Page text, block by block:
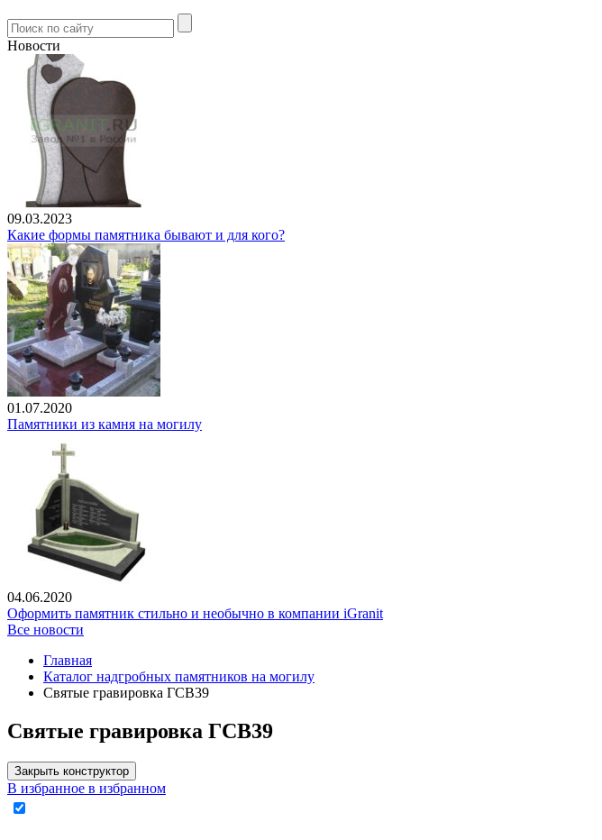
Новости
09.03.2023
Какие формы памятника бывают и для кого?
01.07.2020
Памятники из камня на могилу
04.06.2020
Оформить памятник стильно и необычно в компании iGranit
Все новости
Главная
Каталог надгробных памятников на могилу
Святые гравировка ГСВ39
Святые гравировка ГСВ39
Закрыть конструктор
В избранное в избранном